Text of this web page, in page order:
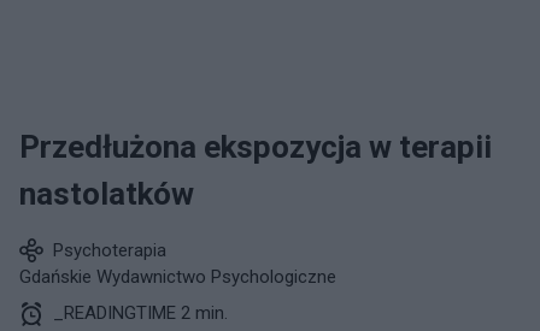
Przedłużona ekspozycja w terapii
nastolatków
Psychoterapia
Gdańskie Wydawnictwo Psychologiczne
_READINGTIME 2 min.